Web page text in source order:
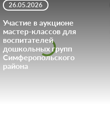
26.05.2026
Участие в аукционе
мастер-классов для
воспитателей
дошкольных групп
Симферопольского
района